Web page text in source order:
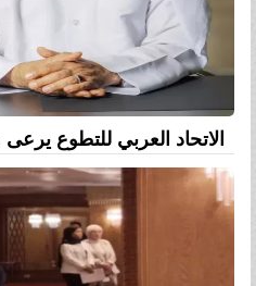
الاتحاد العربي للتطوع